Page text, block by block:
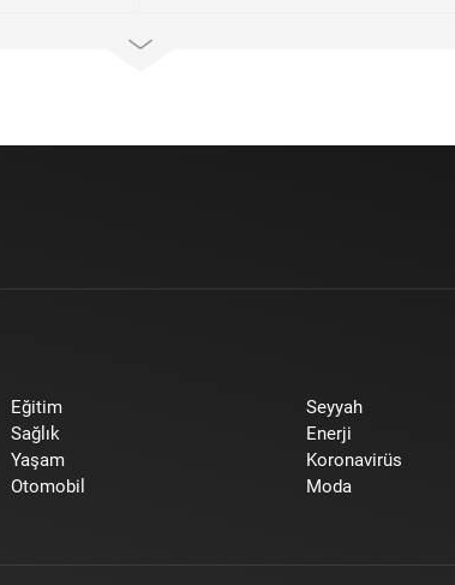
Eğitim
Sağlık
Yaşam
Otomobil
Seyyah
Enerji
Koronavirüs
Moda